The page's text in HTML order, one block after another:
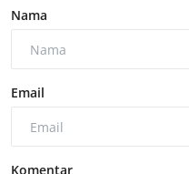
Nama
Email
Komentar